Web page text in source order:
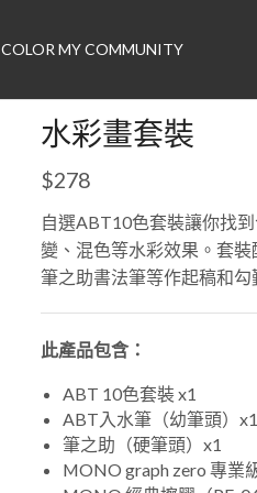
COLOR MY COMMUNITY
水彩畫套裝
$278
自選ABT10色套裝讓你找
變、混色等水彩效果。套
筆之助書法筆等作起稿和
此產品包含：
ABT 10色套裝 x1
ABT入水筆（幼筆頭）x1
筆之助（硬筆頭）x1
MONO graph zero 專業